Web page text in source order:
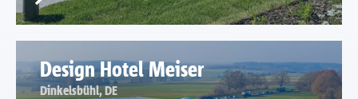
Design Hotel Meiser
Dinkelsbühl, DE